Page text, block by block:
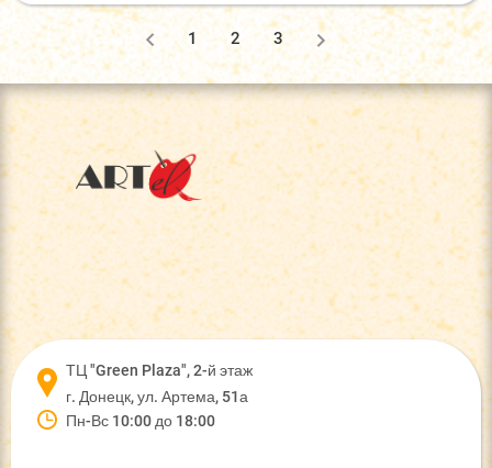
Глянцевый,
200мл, Pebeo
Сатиновый,
200мл, Pebeo
1 2 3
ТЦ "Green Plaza", 2-й этаж
г. Донецк, ул. Артема, 51а
Пн-Вс 10:00 до 18:00